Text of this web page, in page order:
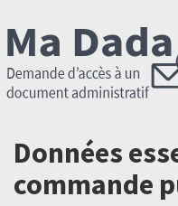
Données
commande